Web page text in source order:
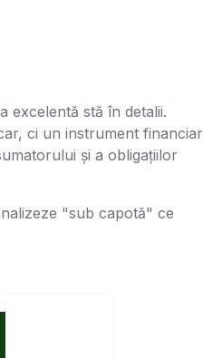
excelentă stă în detalii.
ci un instrument financiar
și a obligațiilor
"sub capotă" ce